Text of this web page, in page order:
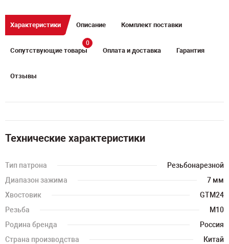
Характеристики Описание Комплект поставки
Сопутствующие товары
0
Оплата и доставка Гарантия
Отзывы
Технические характеристики
Тип патрона
Резьбонарезной
Диапазон зажима
7 мм
Хвостовик
GTM24
Резьба
M10
Родина бренда
Россия
Страна производства
Китай